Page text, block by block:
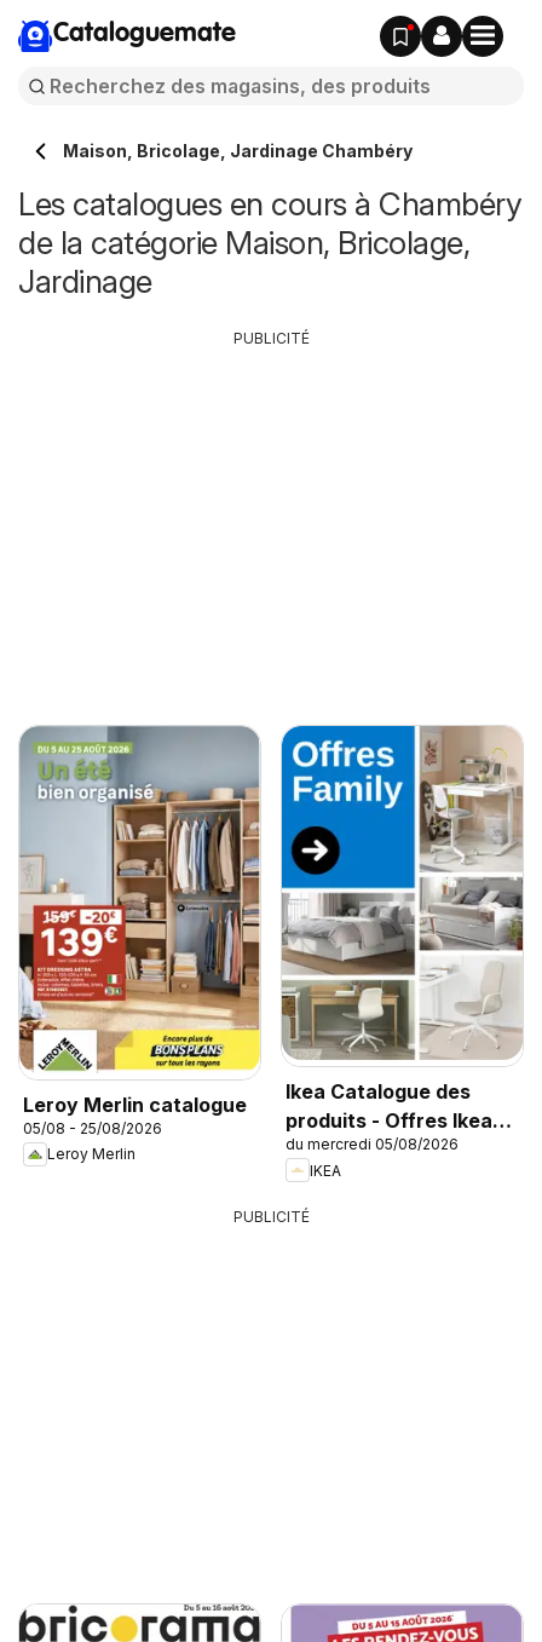
Cataloguemate
Maison, Bricolage, Jardinage Chambéry
Les catalogues en cours à Chambéry
de la catégorie Maison, Bricolage,
Jardinage
Leroy Merlin catalogue
05/08 - 25/08/2026
Leroy Merlin
Ikea Catalogue des
produits - Offres Ikea
Family
du mercredi 05/08/2026
IKEA
PUBLICITÉ
PUBLICITÉ